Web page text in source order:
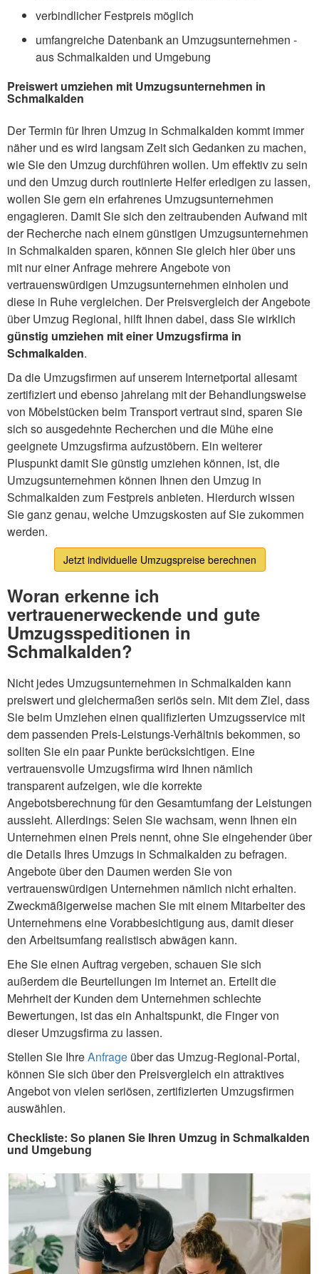
verbindlicher Festpreis möglich
umfangreiche Datenbank an Umzugsunternehmen -
aus Schmalkalden und Umgebung
Preiswert umziehen mit Umzugsunternehmen in
Schmalkalden
Der Termin für Ihren Umzug in Schmalkalden kommt immer
näher und es wird langsam Zeit sich Gedanken zu machen,
wie Sie den Umzug durchführen wollen. Um effektiv zu sein
und den Umzug durch routinierte Helfer erledigen zu lassen,
wollen Sie gern ein erfahrenes Umzugsunternehmen
engagieren. Damit Sie sich den zeitraubenden Aufwand mit
der Recherche nach einem günstigen Umzugsunternehmen
in Schmalkalden sparen, können Sie gleich hier über uns
mit nur einer Anfrage mehrere Angebote von
vertrauenswürdigen Umzugsunternehmen einholen und
diese in Ruhe vergleichen. Der Preisvergleich der Angebote
über Umzug Regional, hilft Ihnen dabei, dass Sie wirklich
günstig umziehen mit einer Umzugsfirma in
Schmalkalden.
Da die Umzugsfirmen auf unserem Internetportal allesamt
zertifiziert und ebenso jahrelang mit der Behandlungsweise
von Möbelstücken beim Transport vertraut sind, sparen Sie
sich so ausgedehnte Recherchen und die Mühe eine
geeignete Umzugsfirma aufzustöbern. Ein weiterer
Pluspunkt damit Sie günstig umziehen können, ist, die
Umzugsunternehmen können Ihnen den Umzug in
Schmalkalden zum Festpreis anbieten. Hierdurch wissen
Sie ganz genau, welche Umzugskosten auf Sie zukommen
werden.
Jetzt individuelle Umzugspreise berechnen
Woran erkenne ich
vertrauenerweckende und gute
Umzugsspeditionen in
Schmalkalden?
Nicht jedes Umzugsunternehmen in Schmalkalden kann
preiswert und gleichermaßen seriös sein. Mit dem Ziel, dass
Sie beim Umziehen einen qualifizierten Umzugsservice mit
dem passenden Preis-Leistungs-Verhältnis bekommen, so
sollten Sie ein paar Punkte berücksichtigen. Eine
vertrauensvolle Umzugsfirma wird Ihnen nämlich
transparent aufzeigen, wie die korrekte
Angebotsberechnung für den Gesamtumfang der Leistungen
aussieht. Allerdings: Seien Sie wachsam, wenn Ihnen ein
Unternehmen einen Preis nennt, ohne Sie eingehender über
die Details Ihres Umzugs in Schmalkalden zu befragen.
Angebote über den Daumen werden Sie von
vertrauenswürdigen Unternehmen nämlich nicht erhalten.
Zweckmäßigerweise machen Sie mit einem Mitarbeiter des
Unternehmens eine Vorabbesichtigung aus, damit dieser
den Arbeitsumfang realistisch abwägen kann.
Ehe Sie einen Auftrag vergeben, schauen Sie sich
außerdem die Beurteilungen im Internet an. Erteilt die
Mehrheit der Kunden dem Unternehmen schlechte
Bewertungen, ist das ein Anhaltspunkt, die Finger von
dieser Umzugsfirma zu lassen.
Stellen Sie IhreAnfrage über das Umzug-Regional-Portal,
können Sie sich über den Preisvergleich ein attraktives
Angebot von vielen seriösen, zertifizierten Umzugsfirmen
auswählen.
Checkliste: So planen Sie Ihren Umzug in Schmalkalden
und Umgebung